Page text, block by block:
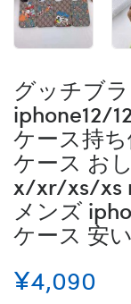
グッチブ
iphone12/
ケース持
ケース お
x/xr/xs/xs
メンズ
ケース 安い
¥4,090